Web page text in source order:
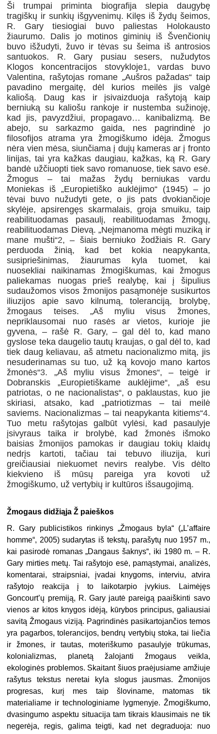
Ši trumpai priminta biografija slepia daugybę
tragiškų ir sunkių išgyvenimų. Kilęs iš žydų šeimos,
R. Gary tiesiogiai buvo paliestas Holokausto
žiaurumo. Dalis jo motinos giminių iš Švenčionių
buvo išžudyti, žuvo ir tėvas su šeima iš antrosios
santuokos. R. Gary pusiau sesers, nužudytos
Klogos koncentracijos stovykloje1, vardas buvo
Valentina, rašytojas romane „Aušros pažadas“ taip
pavadino mergaitę, dėl kurios meilės jis valgė
kaliošą. Daug kas ir įsivaizduoja rašytoją kaip
berniuką su kaliošu rankoje ir nustemba sužinoję,
kad jis, pavyzdžiui, propagavo… kanibalizmą. Be
abejo, su sarkazmo gaida, nes pagrindinė jo
filosofijos atrama yra žmogiškumo idėja. Žmogus
nėra vien mėsa, siunčiama į dujų kameras ar į fronto
linijas, tai yra kažkas daugiau, kažkas, ką R. Gary
bandė užčiuopti tiek savo romanuose, tiek savo esė.
Žmogus – tai mažas žydų berniukas vardu
Moniekas iš „Europietiško auklėjimo“ (1945) – jo
tėvai buvo nužudyti gete, o jis pats dvokiančioje
skylėje, apsirengęs skarmalais, groja smuiku, taip
reabilituodamas pasaulį, reabilituodamas žmogų,
reabilituodamas Dievą. „Neįmanoma mėgti muziką ir
mane mušti“2, – šiais berniuko žodžiais R. Gary
perduoda žinią, kad bet kokia neapykanta,
susipriešinimas, žiaurumas kyla tuomet, kai
nuosekliai naikinamas žmogiškumas, kai žmogus
paliekamas nuogas prieš realybę, kai į šipulius
sudaužomos visos žmonijos pasąmonėje susikurtos
iliuzijos apie savo kilnumą, toleranciją, brolybę,
žmogaus teises. „Aš myliu visus žmones,
nepriklausomai nuo rasės ar vietos, kurioje jie
gyvena, – rašė R. Gary, – gal dėl to, kad mano
gyslose teka daugelio tautų kraujas, o gal dėl to, kad
tiek daug keliavau, aš atmetu nacionalizmo mitą, jis
nesuderinamas su tuo, už ką kovojo mano kartos
žmonės“3. „Aš myliu visus žmones“, – teigė ir
Dobranskis „Europietiškame auklėjime“, „aš esu
patriotas, o ne nacionalistas“, o paklaustas, kuo jie
skiriasi, atsako, kad „patriotizmas – tai meilė
saviems. Nacionalizmas – tai neapykanta kitiems“4.
Tuo metu rašytojas galbūt vylėsi, kad pasaulyje
įsivyraus taika ir brolybė, kad žmonės išmoko
baisias žmonijos pamokas ir daugiau tokių klaidų
nedrįs kartoti, tačiau tai tebuvo iliuzija, kuri
greičiausiai niekuomet nevirs realybe. Vis dėlto
kiekvieno iš mūsų pareiga yra kovoti už
žmogiškumo, už vertybių ir kultūros išsaugojimą.
Žmogaus didžiąja Ž paieškos
R. Gary publicistikos rinkinys „Žmogaus byla“ („L’affaire
homme“, 2005) sudarytas iš tekstų, parašytų nuo 1957 m.,
kai pasirodė romanas „Dangaus šaknys“, iki 1980 m. – R.
Gary mirties metų. Tai rašytojo esė, pamąstymai, analizės,
komentarai, straipsniai, įvadai knygoms, interviu, atvira
rašytojo reakcija į to laikotarpio įvykius. Laimėjęs
Goncourt’ų premiją, R. Gary jautė pareigą paaiškinti savo
vienos ar kitos knygos idėją, kūrybos principus, galiausiai
savitą Žmogaus viziją. Pagrindinės pasikartojančios temos
yra pagarbos, tolerancijos, bendrų vertybių stoka, tai liečia
ir žmones, ir tautas, moteriškumo pasaulyje trūkumas,
kolonializmas, planetą žalojanti žmogaus veikla,
ekologinės problemos. Skaitant šiuos praėjusiame amžiuje
rašytus tekstus neretai kyla slogus jausmas. Žmonijos
progresas, kurį mes taip šloviname, matomas tik
materialiame ir technologiniame lygmenyje. Žmogiškumo,
dvasingumo aspektu situacija tam tikrais klausimais ne tik
negerėja, regis, galima teigti, kad net degraduoja: nuo